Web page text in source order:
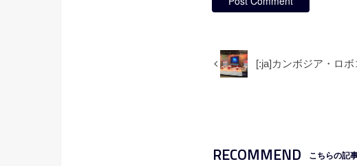
[:ja]カンボジア・ロボ
RECOMMEND こちらの記